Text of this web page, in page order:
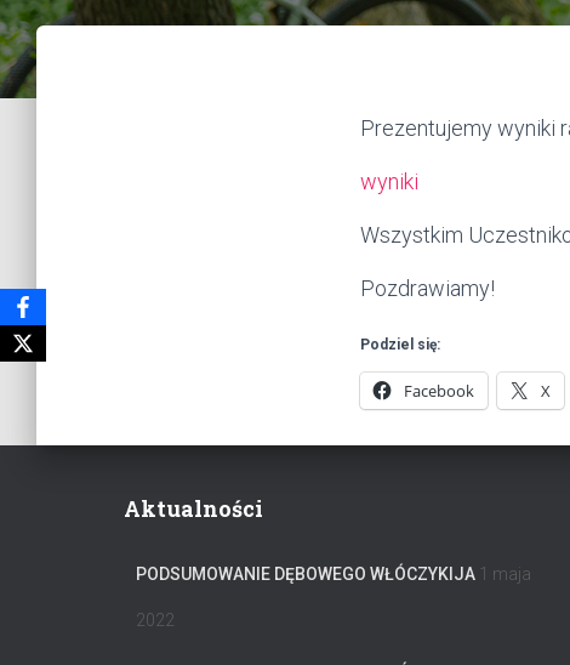
Prezentujemy wyniki
wyniki
Wszystkim
Pozdrawiamy!
Podziel się:
Facebook X
Aktualności
PODSUMOWANIE DĘBOWEGO WŁÓCZYKIJA 1 maja
2022